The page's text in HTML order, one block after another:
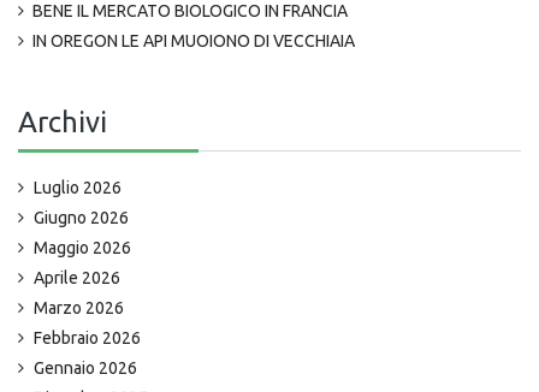
BENE IL MERCATO BIOLOGICO IN FRANCIA
IN OREGON LE API MUOIONO DI VECCHIAIA
Archivi
Luglio 2026
Giugno 2026
Maggio 2026
Aprile 2026
Marzo 2026
Febbraio 2026
Gennaio 2026